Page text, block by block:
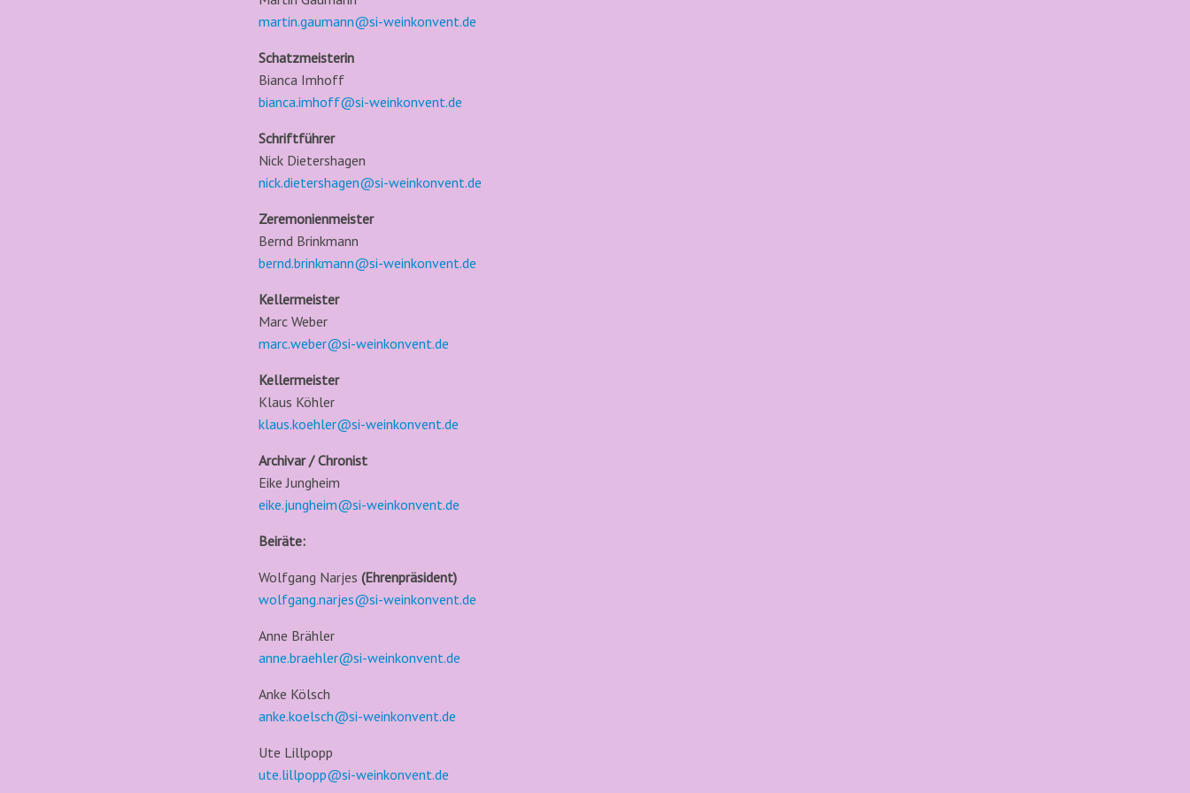
martin.gaumann@si-weinkonvent.de
Schatzmeisterin
Bianca Imhoff
bianca.imhoff@si-weinkonvent.de
Schriftführer
Nick Dietershagen
nick.dietershagen@si-weinkonvent.de
Zeremonienmeister
Bernd Brinkmann
bernd.brinkmann@si-weinkonvent.de
Kellermeister
Marc Weber
marc.weber@si-weinkonvent.de
Kellermeister
Klaus Köhler
klaus.koehler@si-weinkonvent.de
Archivar / Chronist
Eike Jungheim
eike.jungheim@si-weinkonvent.de
Beiräte:
Wolfgang Narjes(Ehrenpräsident)
wolfgang.narjes@si-weinkonvent.de
Anne Brähler
anne.braehler@si-weinkonvent.de
Anke Kölsch
anke.koelsch@si-weinkonvent.de
Ute Lillpopp
ute.lillpopp@si-weinkonvent.de